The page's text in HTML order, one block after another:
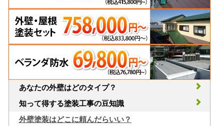
あなたの外壁はどのタイプ？
知って得する塗装工事の豆知識
外壁塗装はどこに頼んだらいい？